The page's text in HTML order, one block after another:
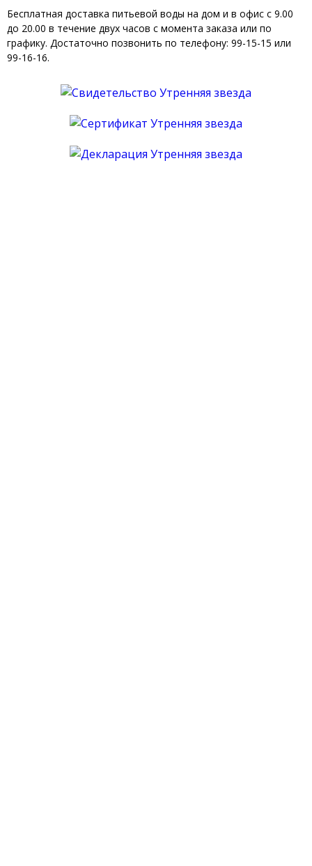
Бесплатная доставка питьевой воды на дом и в офис с 9.00
до 20.00 в течение двух часов с момента заказа или по
графику. Достаточно позвонить по телефону: 99-15-15 или
99-16-16.